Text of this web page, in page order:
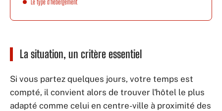
La situation, un critère essentiel
Si vous partez quelques jours, votre temps est
compté, il convient alors de trouver l'hôtel le plus
adapté comme celui en centre-ville à proximité des